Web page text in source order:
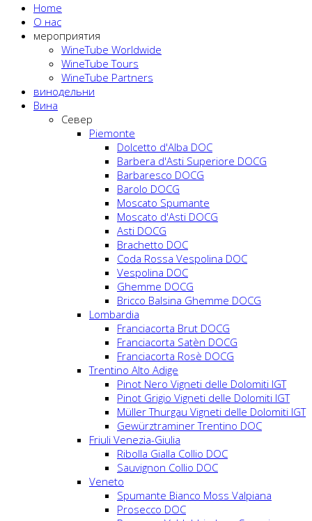
Home
О нас
мероприятия
WineTube Worldwide
WineTube Tours
WineTube Partners
винодельни
Вина
Cевер
Piemonte
Dolcetto d'Alba DOC
Barbera d'Asti Superiore DOCG
Barbaresco DOCG
Barolo DOCG
Moscato Spumante
Moscato d'Asti DOCG
Asti DOCG
Brachetto DOC
Coda Rossa Vespolina DOC
Vespolina DOC
Ghemme DOCG
Bricco Balsina Ghemme DOCG
Lombardia
Franciacorta Brut DOCG
Franciacorta Satèn DOCG
Franciacorta Rosè DOCG
Trentino Alto Adige
Pinot Nero Vigneti delle Dolomiti IGT
Pinot Grigio Vigneti delle Dolomiti IGT
Müller Thurgau Vigneti delle Dolomiti IGT
Gewürztraminer Trentino DOC
Friuli Venezia-Giulia
Ribolla Gialla Collio DOC
Sauvignon Collio DOC
Veneto
Spumante Bianco Moss Valpiana
Prosecco DOC